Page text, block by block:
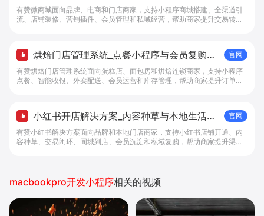
购工具 - 做生意, 找有赞
有赞微商城面向品牌、电商和门店商家，支持小程序商城搭建、全渠道引
流、店铺装修、营销插件、会员管理和私域经营，帮助商家提升交易转化
烘焙门店管理系统_点餐小程序与会员复购工
具 - 做生意, 找有赞
官网
有赞烘焙门店管理系统面向蛋糕店、面包房和烘焙连锁商家，支持小程序
点餐、智能收银、外卖配送、会员运营和库存管理，帮助商家提升订单转
小红书开店解决方案_内容种草与本地生活转
化工具 - 做生意, 找有赞
官网
有赞小红书解决方案面向品牌和本地门店商家，支持小红书店铺开通、内
容种草、交易闭环、同城到店、会员沉淀和私域复购，帮助商家提升渠道
macbookpro开发小程序相关的视频